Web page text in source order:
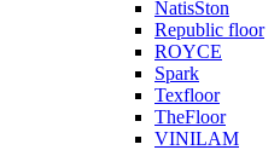
NatisSton
Republic floor
ROYCE
Spark
Texfloor
TheFloor
VINILAM